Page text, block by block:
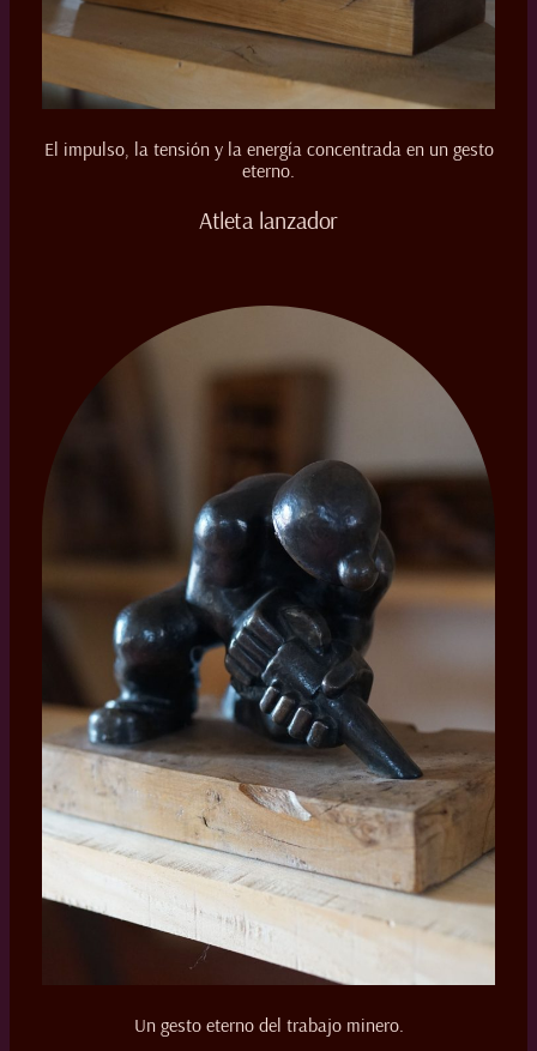
El impulso, la tensión y la energía concentrada en un gesto
eterno.
Atleta lanzador
Un gesto eterno del trabajo minero.